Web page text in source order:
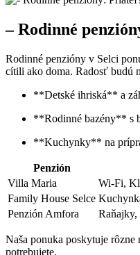
– Rodinné
Rodinné penzióny v Selci
cítili ako doma. Radosť budú
**Detské ihriská** a
**Rodinné bazény** s
**Kuchynky** na
Penzión
Villa Maria
Wi-Fi,
Family House Selce
Penzión Amfora
Naša ponuka poskytuje
potrebujete.